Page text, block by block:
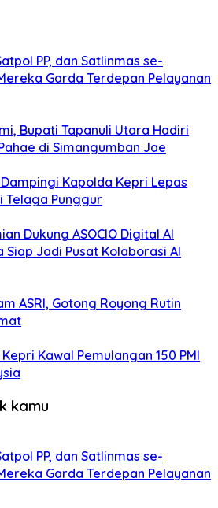
PP, dan Satlinmas se-
Garda Terdepan Pelayanan
Bupati Tapanuli Utara Hadiri
di Simangumban Jae
Kapolda Kepri Lepas
Telaga Punggur
Dukung ASOCIO Digital AI
Jadi Pusat Kolaborasi AI
ASRI, Gotong Royong Rutin
Kawal Pemulangan 150 PMI
kamu
PP, dan Satlinmas se-
Garda Terdepan Pelayanan